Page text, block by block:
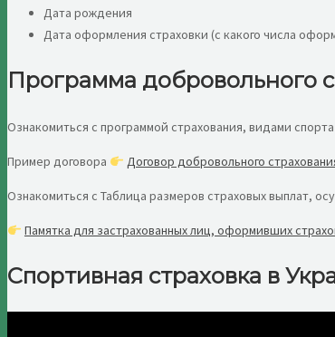
Дата рождения
Дата оформления страховки (с какого числа
Программа добровольного
Ознакомиться с программой страхования, видами
Пример договора Договор добровольного
Ознакомиться с Таблица размеров страховых выплат,
Памятка для застрахованных лиц, оформивших
Спортивная страховка в